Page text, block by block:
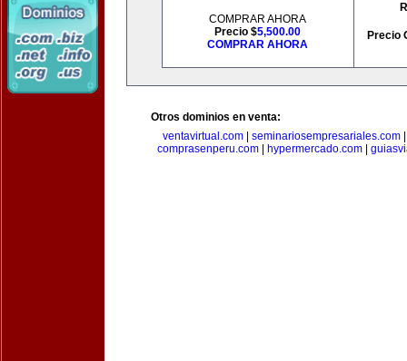
COMPRAR AHORA
Precio $5,500.00
COMPRAR AHORA
Precio
Otros dominios en venta:
ventavirtual.com
seminariosempresariales.com
comprasenperu.com
hypermercado.com